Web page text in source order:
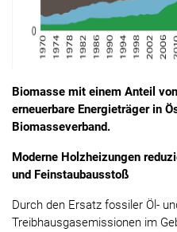
Biomasse mit einem Anteil
erneuerbare Energieträger in
Biomasseverband.
Moderne Holzheizungen
und Feinstaubausstoß
Durch den Ersatz fossiler Öl-
Treibhausgasemissionen im